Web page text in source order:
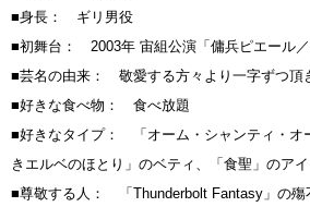
■身長： ギリ男役
■初舞台： 2003年 宙組公演「傭兵ピエール／
■芸名の由来： 敬愛する方々より一字ずつ頂
■好きな食べ物： 食べ放題
■好きなタイプ： 「オーム・シャンティ・オ
きエルベのほとり」のベティ、「食聖」のア
■尊敬する人： 「Thunderbolt Fantasy」の殤